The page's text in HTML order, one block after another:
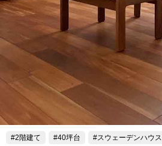
2階建て 40坪台 スウェーデンハウス